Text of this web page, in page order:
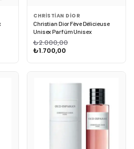
CHRISTIAN DIOR
Christian Dior Fève Délicieuse
Unisex Parfüm Unisex
₺2.000,00
₺1.700,00